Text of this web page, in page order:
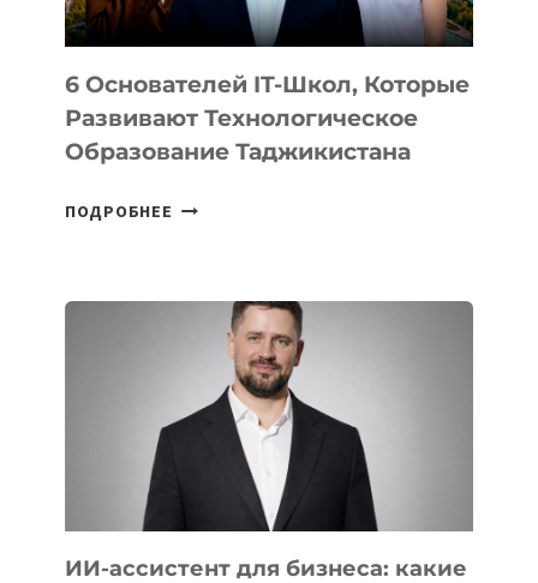
6 Основателей IT-Школ, Которые
Развивают Технологическое
Образование Таджикистана
ПОДРОБНЕЕ
КОТОРЫЕ
РАЗВИВАЮТ
ТЕХНОЛОГИЧЕСКОЕ
ОБРАЗОВАНИЕ
ТАДЖИКИСТАНА
ИИ-ассистент для бизнеса: какие